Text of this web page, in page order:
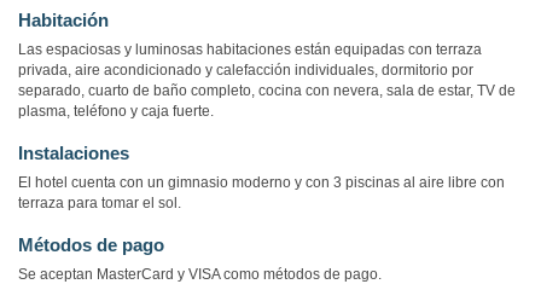
Habitación
Las espaciosas y luminosas habitaciones están equipadas con terraza
privada, aire acondicionado y calefacción individuales, dormitorio por
separado, cuarto de baño completo, cocina con nevera, sala de estar, TV de
plasma, teléfono y caja fuerte.
Instalaciones
El hotel cuenta con un gimnasio moderno y con 3 piscinas al aire libre con
terraza para tomar el sol.
Métodos de pago
Se aceptan MasterCard y VISA como métodos de pago.